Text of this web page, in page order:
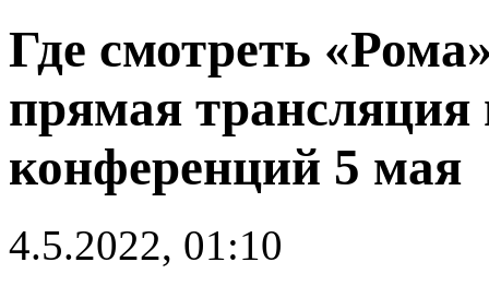
Где смотреть
прямая
конференций 5 мая
4.5.2022, 01:10